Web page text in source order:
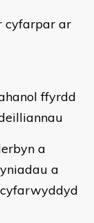
cyfarpar ar
ffyrdd
a
a